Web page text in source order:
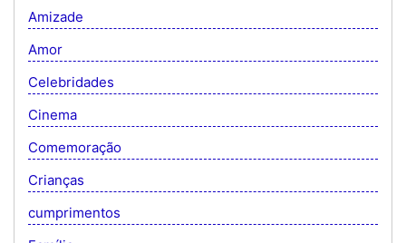
Amizade
Amor
Celebridades
Cinema
Comemoração
Crianças
cumprimentos